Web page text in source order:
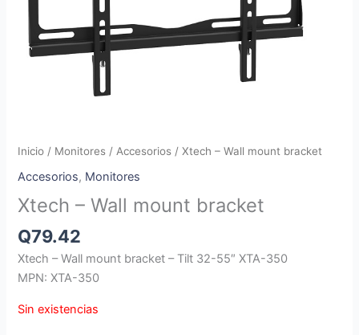
Inicio / Monitores / Accesorios / Xtech – Wall mount bracket
Accesorios, Monitores
Xtech – Wall mount bracket
Q79.42
Xtech – Wall mount bracket – Tilt 32-55″ XTA-350
MPN: XTA-350
Sin existencias